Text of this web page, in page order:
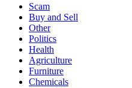
Scam
Buy and Sell
Other
Politics
Health
Agriculture
Furniture
Chemicals